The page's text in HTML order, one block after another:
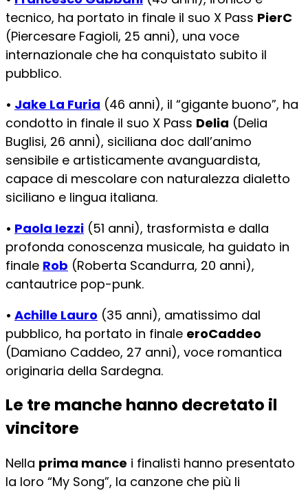
tecnico, ha portato in finale il suo X Pass PierC
(Piercesare Fagioli, 25 anni), una voce
internazionale che ha conquistato subito il
pubblico.
• Jake La Furia (46 anni), il “gigante buono”, ha
condotto in finale il suo X Pass Delia (Delia
Buglisi, 26 anni), siciliana doc dall’animo
sensibile e artisticamente avanguardista,
capace di mescolare con naturalezza dialetto
siciliano e lingua italiana.
• Paola Iezzi (51 anni), trasformista e dalla
profonda conoscenza musicale, ha guidato in
finale Rob (Roberta Scandurra, 20 anni),
cantautrice pop-punk.
• Achille Lauro (35 anni), amatissimo dal
pubblico, ha portato in finale eroCaddeo
(Damiano Caddeo, 27 anni), voce romantica
originaria della Sardegna.
Le tre manche hanno decretato il
vincitore
Nella prima mance i finalisti hanno presentato
la loro “My Song”, la canzone che più li